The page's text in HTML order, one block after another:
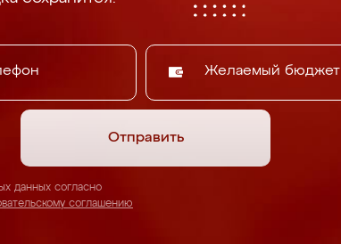
Желаемый бюджет
Отправить
данных согласно
соглашению